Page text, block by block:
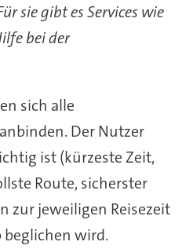
sie gibt es Services wie
bei der
sich alle
Der Nutzer
ist (kürzeste Zeit,
Route, sicherster
zur jeweiligen Reisezeit
beglichen wird.